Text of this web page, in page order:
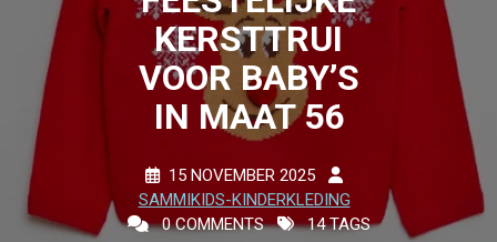
KERSTTRUI
VOOR BABY’S
IN MAAT 56
15 NOVEMBER 2025
SAMMIKIDS-KINDERKLEDING
0 COMMENTS
14 TAGS